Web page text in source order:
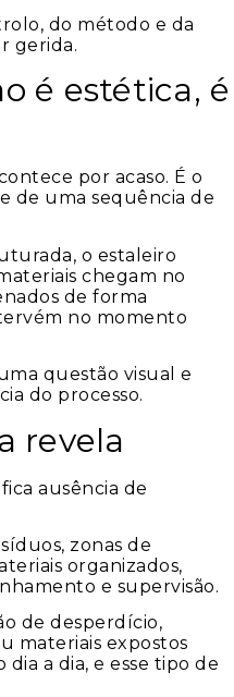
do método e da
gerida.
é estética, é
por acaso. É o
de uma sequência de
o estaleiro
chegam no
de forma
no momento
questão visual e
do processo.
revela
ausência de
zonas de
organizados,
e supervisão.
de desperdício,
materiais expostos
a dia, e esse tipo de